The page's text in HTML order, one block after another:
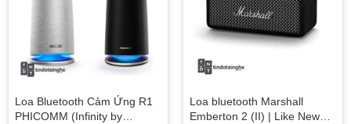
Loa Bluetooth Cảm Ứng R1
PHICOMM (Infinity by
Loa bluetooth Marshall
Emberton 2 (II) | Like New